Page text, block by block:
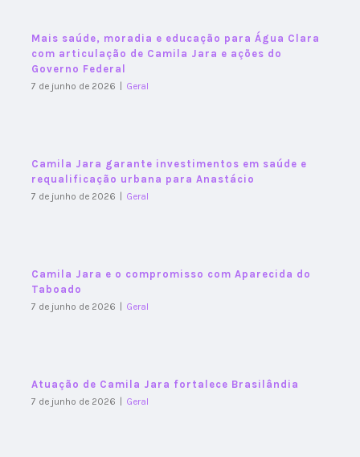
Mais saúde, moradia e educação para Água Clara
com articulação de Camila Jara e ações do
Governo Federal
7 de junho de 2026 Geral
Camila Jara garante investimentos em saúde e
requalificação urbana para Anastácio
7 de junho de 2026 Geral
Camila Jara e o compromisso com Aparecida do
Taboado
7 de junho de 2026 Geral
Atuação de Camila Jara fortalece Brasilândia
7 de junho de 2026 Geral